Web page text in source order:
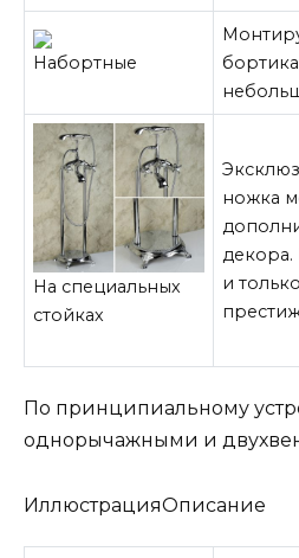
Набортные
На специальных
стойках
ножка
декора.
и
По принципиальному
однорычажными и
ИллюстрацияОписание